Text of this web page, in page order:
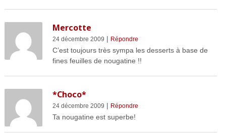
Mercotte
24 décembre 2009 | Répondre
C’est toujours très sympa les desserts à base de
fines feuilles de nougatine !!
*Choco*
24 décembre 2009 | Répondre
Ta nougatine est superbe!